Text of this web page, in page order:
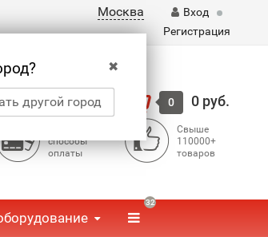
Москва
✖
другой город
Вход
Регистрация
Корзина 0 0 руб.
способы
оплаты
Свыше
110000+
товаров
32